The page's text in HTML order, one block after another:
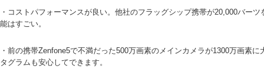
・コストパフォーマンスが良い。他社のフラッグシップ携帯が20,000バー
能はすごい。
・前の携帯Zenfone5で不満だった500万画素のメインカメラが1300万画素
タグラムも安心してできます。